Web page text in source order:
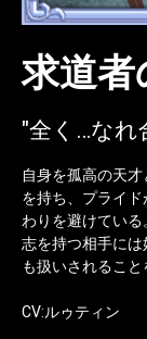
求道者
"全く…なれ
自身を孤高の天
を持ち、プライ
わりを避けてい
志を持つ相手に
も扱いされること
CV:ルゥティン